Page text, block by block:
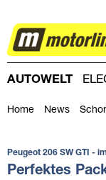
AUTOWELT
Home News
Peugeot 206 SW GTI -
Perfektes